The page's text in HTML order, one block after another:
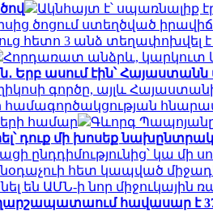
Ակնհայտ է՝ սպառնալիք
ծոցում ստեղծված
հետո 3 անձ տեղափոխվել
Հորդառատ անձրև, կարկուտ
Երբ ասում էին՝ Հայաստանն
գործը, այլև
համար
Գևորգ
դուք մի խոսեք
ընդդիմությունից՝ կա մի
հետ կապված
են ԱՄՆ-ի նոր միջուկային
հավասար է